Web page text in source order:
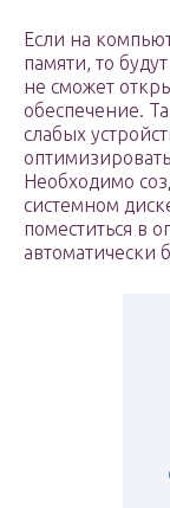
Если на
памяти, то
не сможет
обеспечение.
слабых
Необходимо
системном
поместиться в
автоматически